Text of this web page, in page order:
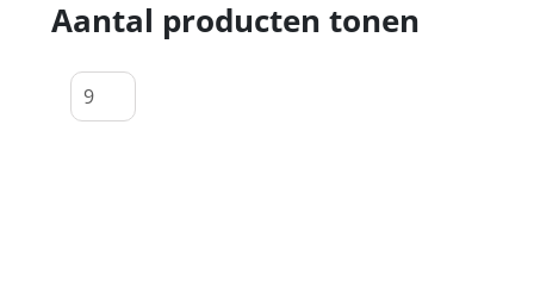
Aantal producten tonen